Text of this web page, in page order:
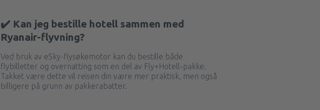
✔️ Kan jeg bestille hotell sammen med
Ryanair-flyvning?
Ved bruk av eSky-flysøkemotor kan du bestille både
flybilletter og overnatting som en del av Fly+Hotell-pakke.
Takket være dette vil reisen din være mer praktisk, men også
billigere på grunn av pakkerabatter.